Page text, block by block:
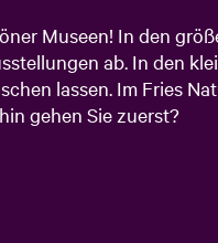
Museen! In den
ab. In den
lassen. Im Fries
gehen Sie zuerst?